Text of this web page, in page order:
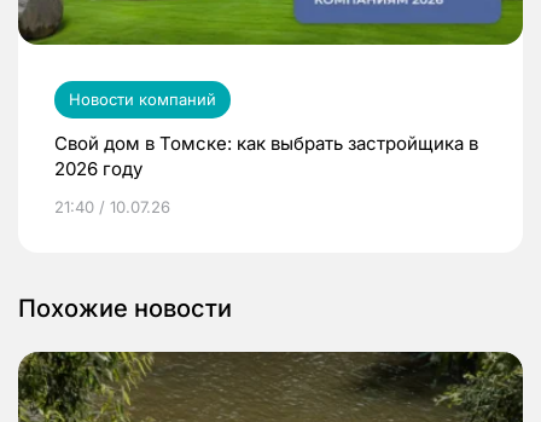
Новости компаний
Свой дом в Томске: как выбрать застройщика в
2026 году
21:40 / 10.07.26
Похожие новости